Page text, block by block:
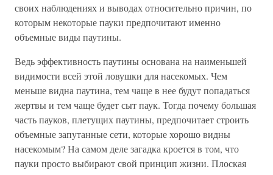
своих наблюдениях и выводах относительно причин, по
которым некоторые пауки предпочитают именно
объемные виды паутины.
Ведь эффективность паутины основана на наименьшей
видимости всей этой ловушки для насекомых. Чем
меньше видна паутина, тем чаще в нее будут попадаться
жертвы и тем чаще будет сыт паук. Тогда почему большая
часть пауков, плетущих паутины, предпочитает строить
объемные запутанные сети, которые хорошо видны
насекомым? На самом деле загадка кроется в том, что
пауки просто выбирают свой принцип жизни. Плоская